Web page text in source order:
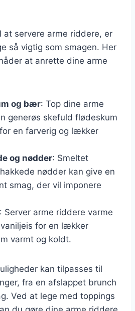
at servere arme riddere, er
så vigtig som smagen. Her
at anrette dine arme
og bær: Top dine arme
generøs skefuld flødeskum
en farverig og lækker
og nødder: Smeltet
nødder kan give en
smag, der vil imponere
: Server arme riddere varme
for en lækker
varmt og koldt.
kan tilpasses til
fra en afslappet brunch
Ved at lege med toppings